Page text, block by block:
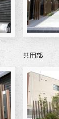
共用部